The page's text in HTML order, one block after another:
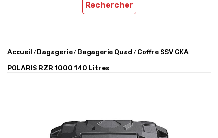
Rechercher
Accueil Bagagerie Bagagerie Quad
Coffre SSV GKA
POLARIS RZR 1000 140 Litres